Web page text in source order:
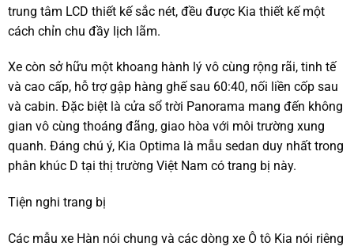
trung tâm LCD thiết kế sắc nét, đều được Kia thiết kế một
cách chỉn chu đầy lịch lãm.
Xe còn sở hữu một khoang hành lý vô cùng rộng rãi, tinh tế
và cao cấp, hỗ trợ gập hàng ghế sau 60:40, nối liền cốp sau
và cabin. Đặc biệt là cửa sổ trời Panorama mang đến không
gian vô cùng thoáng đãng, giao hòa với môi trường xung
quanh. Đáng chú ý, Kia Optima là mẫu sedan duy nhất trong
phân khúc D tại thị trường Việt Nam có trang bị này.
Tiện nghi trang bị
Các mẫu xe Hàn nói chung và các dòng xe Ô tô Kia nói riêng